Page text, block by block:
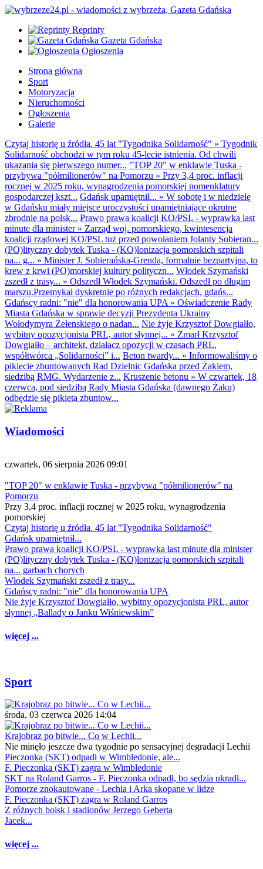
Reprinty
Gazeta Gdańska
Ogłoszenia
Strona główna
Sport
Motoryzacja
Nieruchomości
Ogłoszenia
Galerie
Czytaj historię u źródła. 45 lat "Tygodnika Solidarność" » Tygodnik
Solidarność obchodzi w tym roku 45-lecie istnienia. Od chwili
ukazania się pierwszego numer... "TOP 20" w enklawie Tuska -
przybywa "półmilionerów" na Pomorzu » Przy 3,4 proc. inflacji
rocznej w 2025 roku, wynagrodzenia pomorskiej nomenklatury
gospodarczej kszt... Gdańsk upamiętnił... » W sobotę i w niedzielę
w Gdańsku miały miejsce uroczystości upamiętniające okrutne
zbrodnie na polsk... Prawo prawa koalicji KO/PSL - wyprawka last
minute dla minister» Zarząd woj. pomorskiego, kwintesencja
koalicji rządowej KO/PSL tuż przed powołaniem Jolanty Sobieran...
(PO)lityczny dobytek Tuska - (KO)lonizacja pomorskich szpitali
na... g... » Minister J. Sobierańska-Grenda, formalnie bezpartyjna, to
krew z krwi (PO)morskiej kultury polityczn... Włodek Szymański
zszedł z trasy... » Odszedł Włodek Szymański. Odszedł po długim
marszu.Przemykał dyskretnie po różnych redakcjach, gdańs...
Gdańscy radni: "nie" dla honorowania UPA » Oświadczenie Rady
Miasta Gdańska w sprawie decyzji Prezydenta Ukrainy
Wołodymyra Zełenskiego o nadan... Nie żyje Krzysztof Dowgiałło,
wybitny opozycjonista PRL, autor słynnej... » Zmarł Krzysztof
Dowgiałło – architekt, działacz opozycji w czasach PRL,
współtwórca „Solidarności” i... Beton twardy... » Informowaliśmy o
pikiecie zbuntowanych Rad Dzielnic Gdańska przed Żakiem,
siedzibą RMG. Wydarzenie z... Kruszenie betonu » W czwartek, 18
czerwca, pod siedzibą Rady Miasta Gdańska (dawnego Żaku)
odbędzie się pikieta zbuntow...
Wiadomości
czwartek, 06 sierpnia 2026 09:01
"TOP 20" w enklawie Tuska - przybywa "półmilionerów" na
Pomorzu
Przy 3,4 proc. inflacji rocznej w 2025 roku, wynagrodzenia
pomorskiej
Czytaj historię u źródła. 45 lat "Tygodnika Solidarność"
Gdańsk upamiętnił...
Prawo prawa koalicji KO/PSL - wyprawka last minute dla minister
(PO)lityczny dobytek Tuska - (KO)lonizacja pomorskich szpitali
na... garbach chorych
Włodek Szymański zszedł z trasy...
Gdańscy radni: "nie" dla honorowania UPA
Nie żyje Krzysztof Dowgiałło, wybitny opozycjonista PRL, autor
słynnej „Ballady o Janku Wiśniewskim”
więcej ...
Sport
środa, 03 czerwca 2026 14:04
Krajobraz po bitwie... Co w Lechii...
Nie minęło jeszcze dwa tygodnie po sensacyjnej degradacji Lechii
Pieczonka (SKT) odpadł w Wimbledonie, ale...
F. Pieczonka (SKT) zagra w Wimbledonie
SKT na Roland Garros - F. Pieczonka odpadł, bo sędzia ukradł...
Pomorze znokautowane - Lechia i Arka skopane w lidze
F. Pieczonka (SKT) zagra w Roland Garros
Z różnych boisk i stadionów Jerzego Geberta
Jacek...
więcej ...